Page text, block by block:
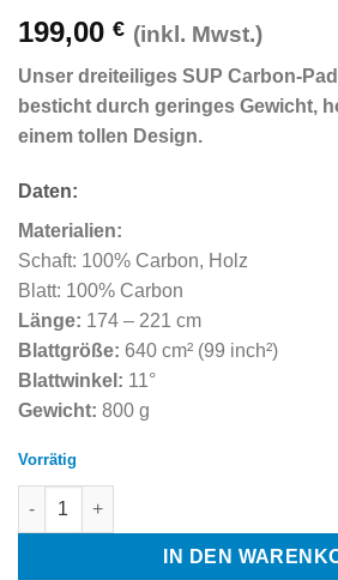
199,00 € (inkl. Mwst.)
Unser dreiteiliges SUP Carbon-
besticht durch geringes Gewicht,
einem tollen Design.
Daten:
Materialien:
Schaft: 100% Carbon, Holz
Blatt: 100% Carbon
Länge: 174 – 221 cm
Blattgröße: 640 cm² (99 inch²)
Blattwinkel: 11°
Gewicht: 800 g
Vorrätig
Tortuga T3 - dreiteiliges SUP Carbon-
IN DEN